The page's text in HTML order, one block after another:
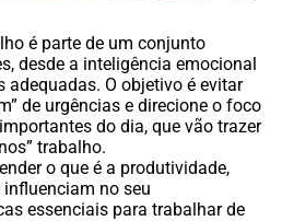
é parte de um conjunto
desde a inteligência emocional
adequadas. O objetivo é evitar
de urgências e direcione o foco
do dia, que vão trazer
trabalho.
o que é a produtividade,
no seu
essenciais para trabalhar de